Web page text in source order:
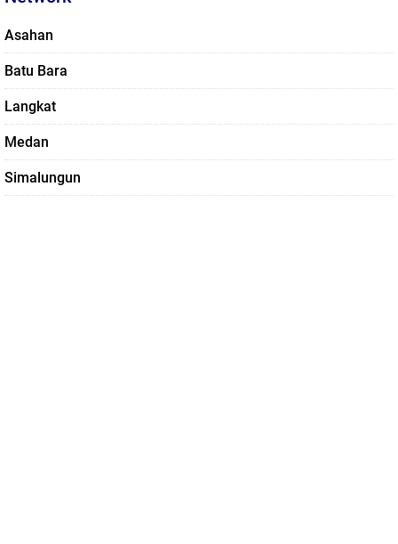
Asahan
Batu Bara
Langkat
Medan
Simalungun